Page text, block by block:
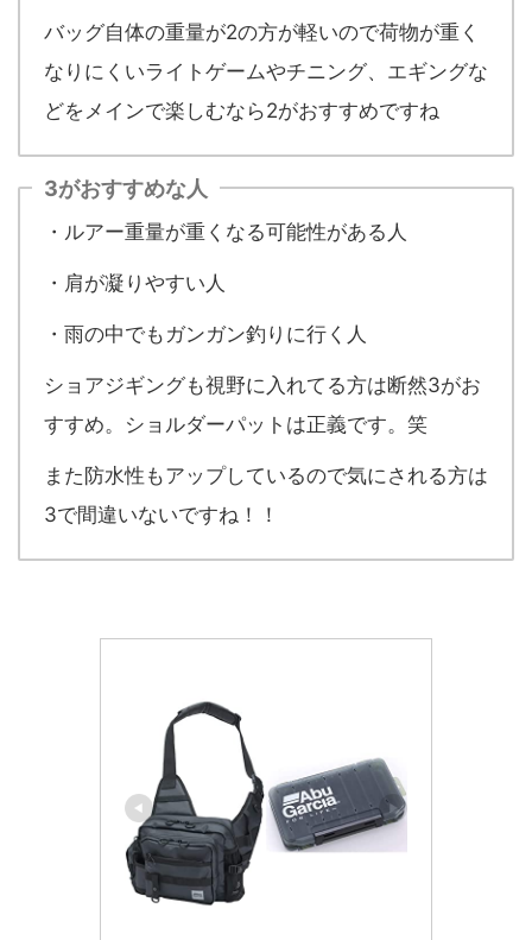
バッグ自体の重量が2の方が軽いので荷物が重く
なりにくいライトゲームやチニング、エギングな
どをメインで楽しむなら2がおすすめですね
3がおすすめな人
・ルアー重量が重くなる可能性がある人
・肩が凝りやすい人
・雨の中でもガンガン釣りに行く人
ショアジギングも視野に入れてる方は断然3がお
すすめ。ショルダーパットは正義です。笑
また防水性もアップしているので気にされる方は
3で間違いないですね！！